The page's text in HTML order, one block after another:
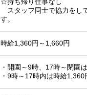
スタッフ同士で協力をし
す。
時給1,360円～1,660円
・開園～9時、17時～閉園
・9時～17時内は時給1,360